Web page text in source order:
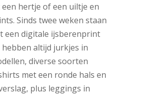
hertje of een uiltje en
Sinds twee weken staan
een digitale ijsberenprint
hebben altijd jurkjes in
diverse soorten
met een ronde hals en
plus leggings in